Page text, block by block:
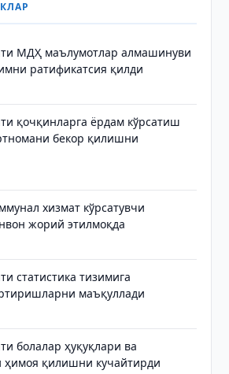
МДҲ маълумотлар алмашинуви
ратификатсия қилди
қочқинларга ёрдам кўрсатиш
бекор қилишни
хизмат кўрсатувчи
жорий этилмоқда
статистика тизимига
маъқуллади
болалар ҳуқуқлари ва
ҳимоя қилишни кучайтирди